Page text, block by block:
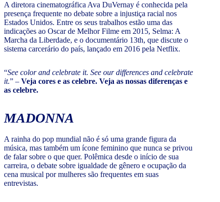
A diretora cinematográfica Ava DuVernay é conhecida pela
presença frequente no debate sobre a injustiça racial nos
Estados Unidos. Entre os seus trabalhos estão uma das
indicações ao Oscar de Melhor Filme em 2015, Selma: A
Marcha da Liberdade, e o documentário 13th, que discute o
sistema carcerário do país, lançado em 2016 pela Netflix.
“See color and celebrate it. See our differences and celebrate
it.” – Veja cores e as celebre. Veja as nossas diferenças e
as celebre.
MADONNA
A rainha do pop mundial não é só uma grande figura da
música, mas também um ícone feminino que nunca se privou
de falar sobre o que quer. Polêmica desde o início de sua
carreira, o debate sobre igualdade de gênero e ocupação da
cena musical por mulheres são frequentes em suas
entrevistas.